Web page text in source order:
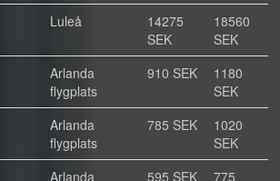
Luleå
14275
SEK
18560
SEK
Arlanda
flygplats
910 SEK
1180
SEK
Arlanda
flygplats
785 SEK
1020
SEK
Arlanda
595 SEK
775